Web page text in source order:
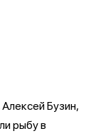
Бузин,
рыбу в